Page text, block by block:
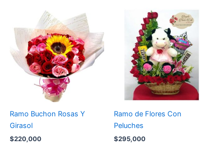
Ramo Buchon Rosas Y
Girasol
$220,000
Ramo de Flores Con
Peluches
$295,000